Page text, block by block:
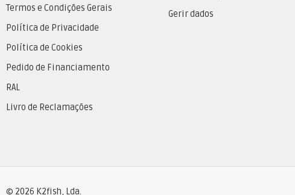
Termos e Condições Gerais
Política de Privacidade
Política de Cookies
Pedido de Financiamento
RAL
Livro de Reclamações
Gerir dados
© 2026 K2fish, Lda.